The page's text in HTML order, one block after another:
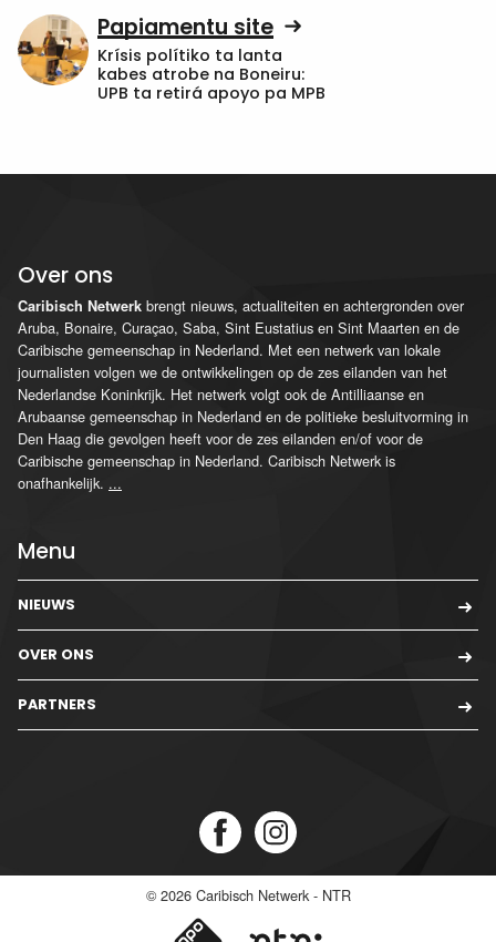
Papiamentu site
Krísis polítiko ta lanta
kabes atrobe na Boneiru:
UPB ta retirá apoyo pa MPB
Over ons
Caribisch Netwerk brengt nieuws, actualiteiten en achtergronden over
Aruba, Bonaire, Curaçao, Saba, Sint Eustatius en Sint Maarten en de
Caribische gemeenschap in Nederland. Met een netwerk van lokale
journalisten volgen we de ontwikkelingen op de zes eilanden van het
Nederlandse Koninkrijk. Het netwerk volgt ook de Antilliaanse en
Arubaanse gemeenschap in Nederland en de politieke besluitvorming in
Den Haag die gevolgen heeft voor de zes eilanden en/of voor de
Caribische gemeenschap in Nederland. Caribisch Netwerk is
onafhankelijk. ...
Menu
NIEUWS
OVER ONS
PARTNERS
© 2026 Caribisch Netwerk - NTR